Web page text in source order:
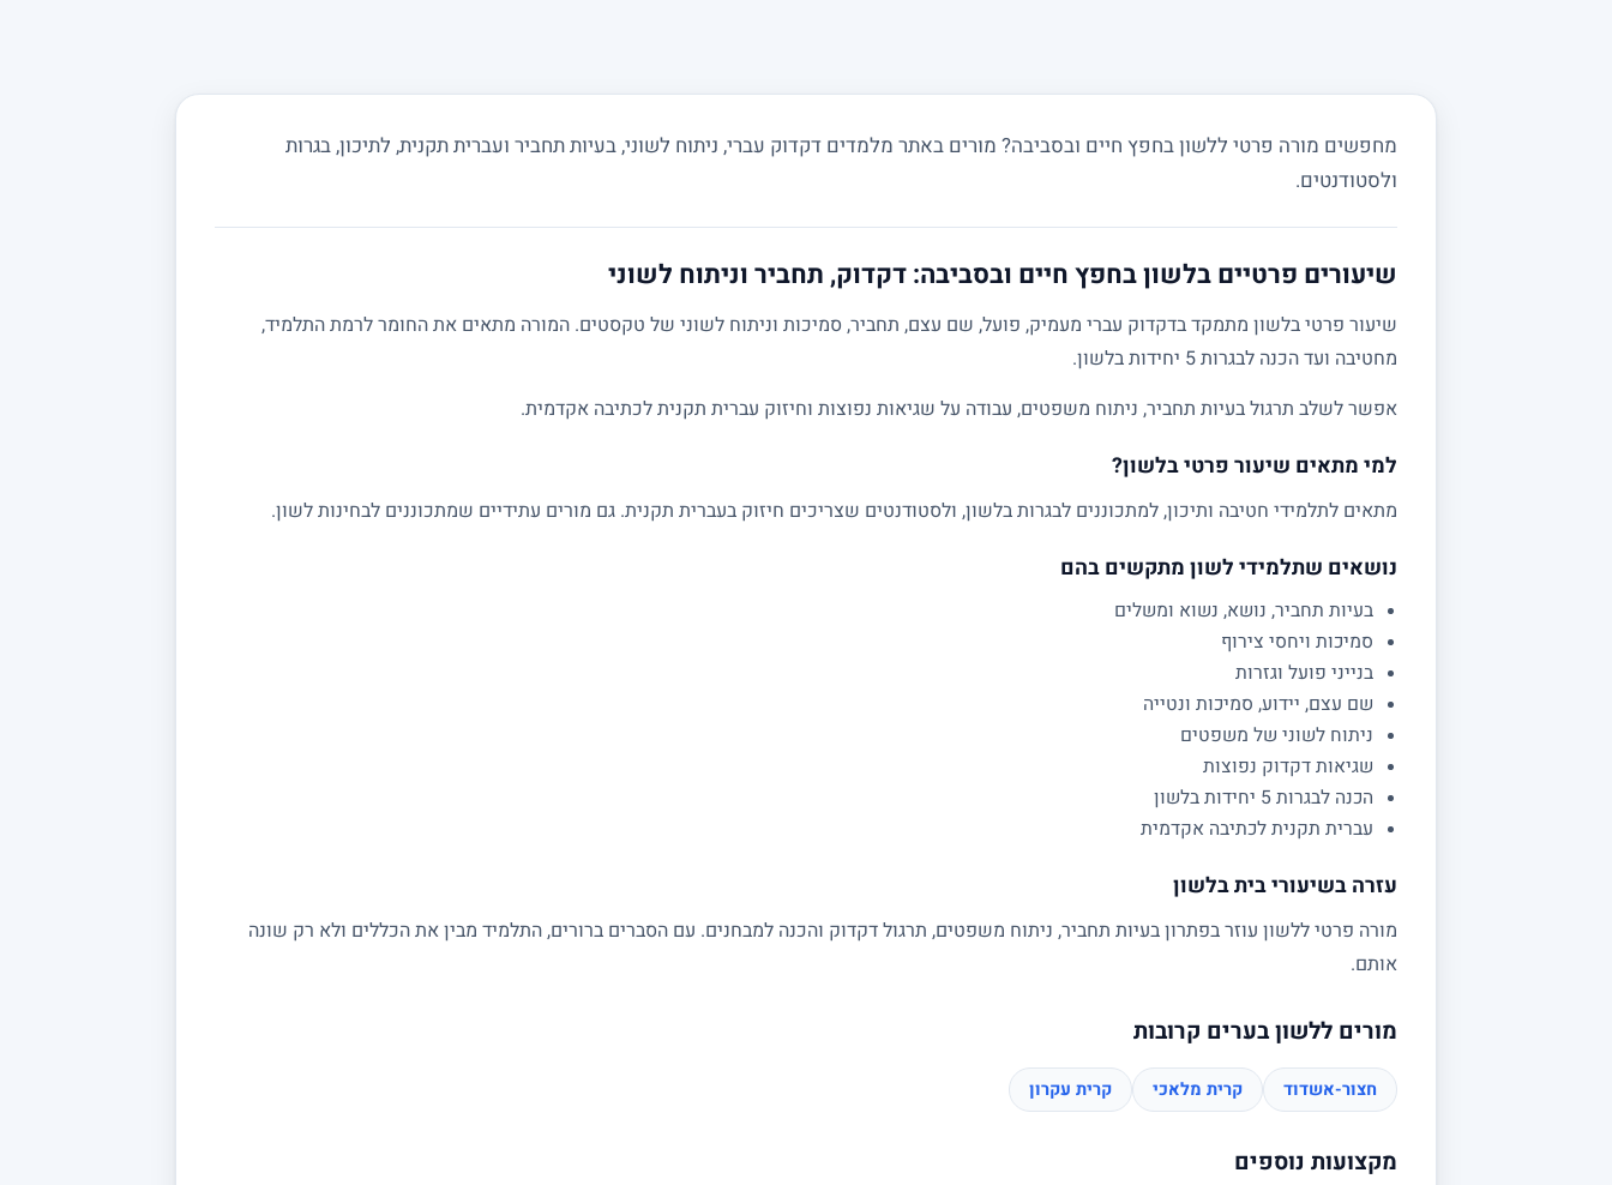
מחפשים מורה פרטי ללשון בחפץ חיים ובסביבה? מורים באתר מלמדים דקדוק עברי, ניתוח לשוני, בעיות תחביר ועברית תקנית, לתיכון, בגרות
ולסטודנטים.
שיעורים פרטיים בלשון בחפץ חיים ובסביבה: דקדוק, תחביר וניתוח לשוני
שיעור פרטי בלשון מתמקד בדקדוק עברי מעמיק, פועל, שם עצם, תחביר, סמיכות וניתוח לשוני של טקסטים. המורה מתאים את החומר לרמת התלמיד,
מחטיבה ועד הכנה לבגרות 5 יחידות בלשון.
אפשר לשלב תרגול בעיות תחביר, ניתוח משפטים, עבודה על שגיאות נפוצות וחיזוק עברית תקנית לכתיבה אקדמית.
למי מתאים שיעור פרטי בלשון?
מתאים לתלמידי חטיבה ותיכון, למתכוננים לבגרות בלשון, ולסטודנטים שצריכים חיזוק בעברית תקנית. גם מורים עתידיים שמתכוננים לבחינות לשון.
נושאים שתלמידי לשון מתקשים בהם
בעיות תחביר, נושא, נשוא ומשלים
סמיכות ויחסי צירוף
בנייני פועל וגזרות
שם עצם, יידוע, סמיכות ונטייה
ניתוח לשוני של משפטים
שגיאות דקדוק נפוצות
הכנה לבגרות 5 יחידות בלשון
עברית תקנית לכתיבה אקדמית
עזרה בשיעורי בית בלשון
מורה פרטי ללשון עוזר בפתרון בעיות תחביר, ניתוח משפטים, תרגול דקדוק והכנה למבחנים. עם הסברים ברורים, התלמיד מבין את הכללים ולא רק שונה
אותם.
מורים ללשון בערים קרובות
חצור-אשדוד קרית מלאכי קרית עקרון
מקצועות נוספים